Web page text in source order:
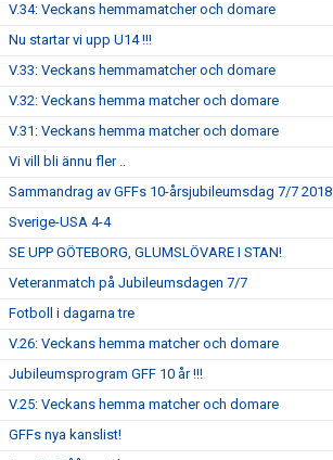
V.34: Veckans hemmamatcher och domare
Nu startar vi upp U14 !!!
V.33: Veckans hemmamatcher och domare
V.32: Veckans hemma matcher och domare
V.31: Veckans hemma matcher och domare
Vi vill bli ännu fler ..
Sammandrag av GFFs 10-årsjubileumsdag 7/7 2018
Sverige-USA 4-4
SE UPP GÖTEBORG, GLUMSLÖVARE I STAN!
Veteranmatch på Jubileumsdagen 7/7
Fotboll i dagarna tre
V.26: Veckans hemma matcher och domare
Jubileumsprogram GFF 10 år !!!
V.25: Veckans hemma matcher och domare
GFFs nya kanslist!